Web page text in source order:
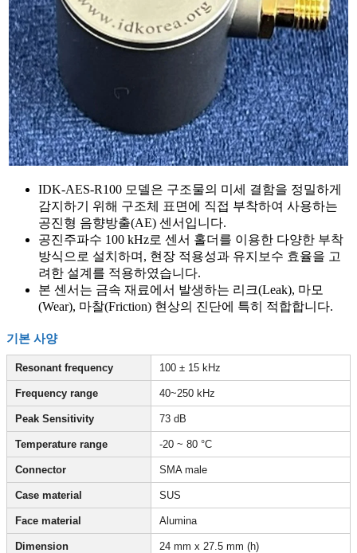
IDK-AES-R100 모델은 구조물의 미세 결함을 정밀하게
감지하기 위해 구조체 표면에 직접 부착하여 사용하는
공진형 음향방출(AE) 센서입니다.
공진주파수 100 kHz로 센서 홀더를 이용한 다양한 부착
방식으로 설치하며, 현장 적용성과 유지보수 효율을 고
려한 설계를 적용하였습니다.
본 센서는 금속 재료에서 발생하는 리크(Leak), 마모
(Wear), 마찰(Friction) 현상의 진단에 특히 적합합니다.
기본 사양
Resonant frequency 100 ± 15 kHz
Frequency range 40~250 kHz
Peak Sensitivity 73 dB
Temperature range -20 ~ 80 °C
Connector SMA male
Case material SUS
Face material Alumina
Dimension 24 mm x 27.5 mm (h)